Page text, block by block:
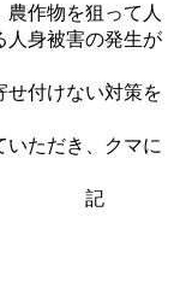
作物を狙って人
人身被害の発生が
せ付けない対策を
いただき、クマに